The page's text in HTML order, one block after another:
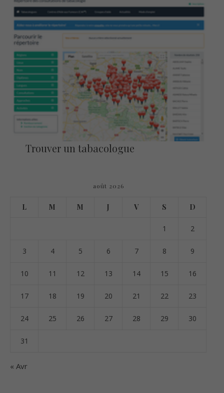
Trouver un tabacologue
août 2026
L M M J V S D
1 2
3 4 5 6 7 8 9
10 11 12 13 14 15 16
17 18 19 20 21 22 23
24 25 26 27 28 29 30
31
« Avr